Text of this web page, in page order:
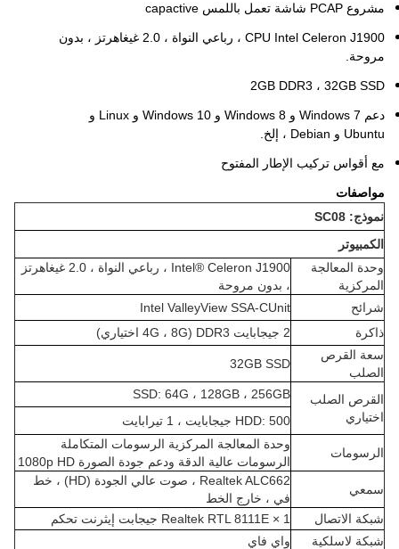
مشروع PCAP شاشة تعمل باللمس capactive
CPU Intel Celeron J1900 ، رباعي النواة ، 2.0 غيغاهرتز ، بدون
مروحة.
2GB DDR3 ، 32GB SSD
دعم Windows 7 و Windows 8 و Windows 10 و Linux و
Ubuntu و Debian ، إلخ.
مع أقواس تركيب الإطار المفتوح
مواصفات
نموذج: SC08
الكمبيوتر
وحدة المعالجة
المركزية
Intel® Celeron J1900 ، رباعي النواة ، 2.0 غيغاهرتز
، بدون مروحة
شرائح
Intel ValleyView SSA-CUnit
ذاكرة
2 جيجابايت DDR3 (4G ، 8G اختياري)
سعة القرص
الصلب
32GB SSD
القرص الصلب
اختياري
SSD: 64G ، 128GB ، 256GB
HDD: 500 جيجابايت ، 1 تيرابايت
الرسومات
وحدة المعالجة المركزية الرسومات المتكاملة
الرسومات عالية الدقة ودعم جودة الصورة 1080p HD
سمعي
Realtek ALC662 ، صوت عالي الجودة (HD) ، خط
في ، خارج الخط
شبكة الاتصال
1 × Realtek RTL 8111E جيجابت إيثرنت تحكم
شبكة لاسلكية
واي فاي